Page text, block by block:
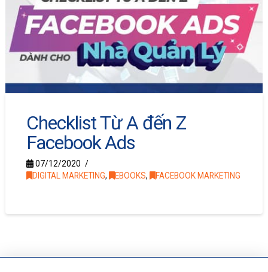
Checklist Từ A đến Z
Facebook Ads
07/12/2020
DIGITAL MARKETING, EBOOKS, FACEBOOK MARKETING